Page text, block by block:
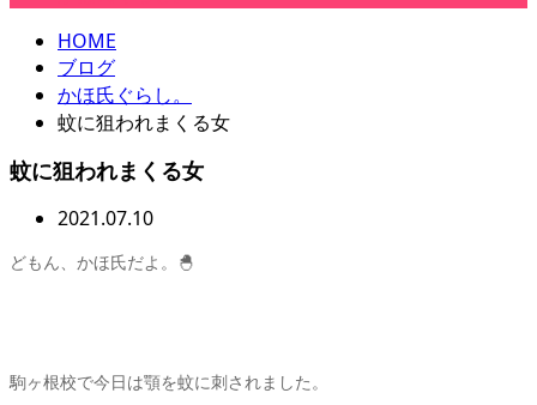
HOME
ブログ
かほ氏ぐらし。
蚊に狙われまくる女
蚊に狙われまくる女
2021.07.10
どもん、かほ氏だよ。🐣
駒ヶ根校で今日は顎を蚊に刺されました。